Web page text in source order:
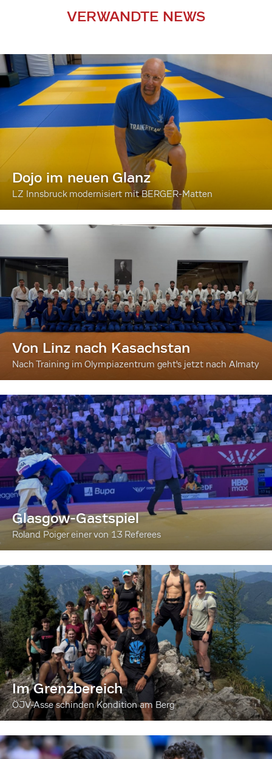
VERWANDTE NEWS
Dojo im neuen Glanz
LZ Innsbruck modernisiert mit BERGER-Matten
Von Linz nach Kasachstan
Nach Training im Olympiazentrum geht's jetzt nach Almaty
Glasgow-Gastspiel
Roland Poiger einer von 13 Referees
Im Grenzbereich
ÖJV-Asse schinden Kondition am Berg